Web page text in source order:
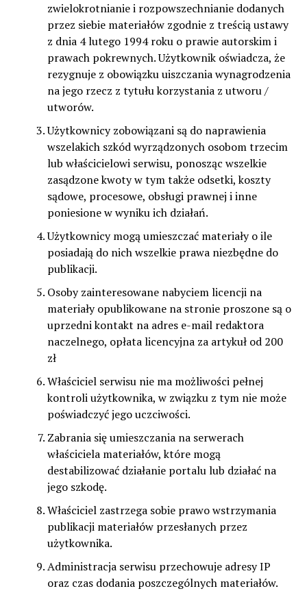
zwielokrotnianie i rozpowszechnianie dodanych
przez siebie materiałów zgodnie z treścią ustawy
z dnia 4 lutego 1994 roku o prawie autorskim i
prawach pokrewnych. Użytkownik oświadcza, że
rezygnuje z obowiązku uiszczania wynagrodzenia
na jego rzecz z tytułu korzystania z utworu /
utworów.
Użytkownicy zobowiązani są do naprawienia
wszelakich szkód wyrządzonych osobom trzecim
lub właścicielowi serwisu, ponosząc wszelkie
zasądzone kwoty w tym także odsetki, koszty
sądowe, procesowe, obsługi prawnej i inne
poniesione w wyniku ich działań.
Użytkownicy mogą umieszczać materiały o ile
posiadają do nich wszelkie prawa niezbędne do
publikacji.
Osoby zainteresowane nabyciem licencji na
materiały opublikowane na stronie proszone są o
uprzedni kontakt na adres e-mail redaktora
naczelnego, opłata licencyjna za artykuł od 200
zł
Właściciel serwisu nie ma możliwości pełnej
kontroli użytkownika, w związku z tym nie może
poświadczyć jego uczciwości.
Zabrania się umieszczania na serwerach
właściciela materiałów, które mogą
destabilizować działanie portalu lub działać na
jego szkodę.
Właściciel zastrzega sobie prawo wstrzymania
publikacji materiałów przesłanych przez
użytkownika.
Administracja serwisu przechowuje adresy IP
oraz czas dodania poszczególnych materiałów.